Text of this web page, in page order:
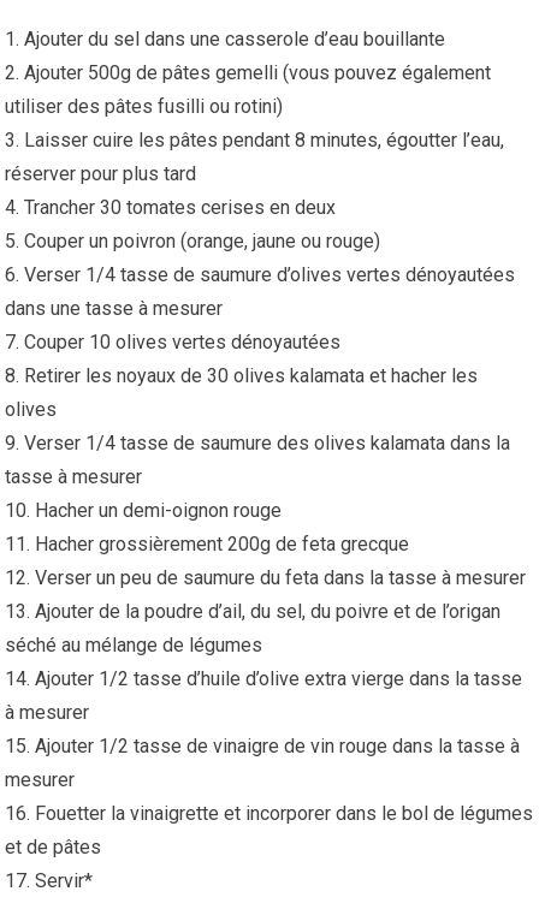
1. Ajouter du sel dans une casserole d’eau bouillante
2. Ajouter 500g de pâtes gemelli (vous pouvez également
utiliser des pâtes fusilli ou rotini)
3. Laisser cuire les pâtes pendant 8 minutes, égoutter l’eau,
réserver pour plus tard
4. Trancher 30 tomates cerises en deux
5. Couper un poivron (orange, jaune ou rouge)
6. Verser 1/4 tasse de saumure d’olives vertes dénoyautées
dans une tasse à mesurer
7. Couper 10 olives vertes dénoyautées
8. Retirer les noyaux de 30 olives kalamata et hacher les
olives
9. Verser 1/4 tasse de saumure des olives kalamata dans la
tasse à mesurer
10. Hacher un demi-oignon rouge
11. Hacher grossièrement 200g de feta grecque
12. Verser un peu de saumure du feta dans la tasse à mesurer
13. Ajouter de la poudre d’ail, du sel, du poivre et de l’origan
séché au mélange de légumes
14. Ajouter 1/2 tasse d’huile d’olive extra vierge dans la tasse
à mesurer
15. Ajouter 1/2 tasse de vinaigre de vin rouge dans la tasse à
mesurer
16. Fouetter la vinaigrette et incorporer dans le bol de légumes
et de pâtes
17. Servir*